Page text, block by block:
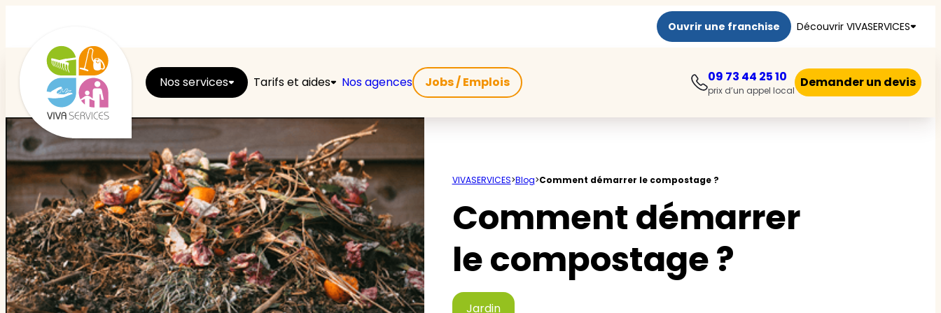
Ouvrir une franchise Découvrir VIVASERVICES
Nos services Tarifs et aides Nos agences Jobs / Emplois 09 73 44 25 10
prix d’un appel local
Demander un devis
Entretien du logement
Ménage
Repassage
Jardin
Brico
VIVASERVICES>Blog>Comment démarrer le compostage ?
Comment démarrer
le compostage ?
Jardin